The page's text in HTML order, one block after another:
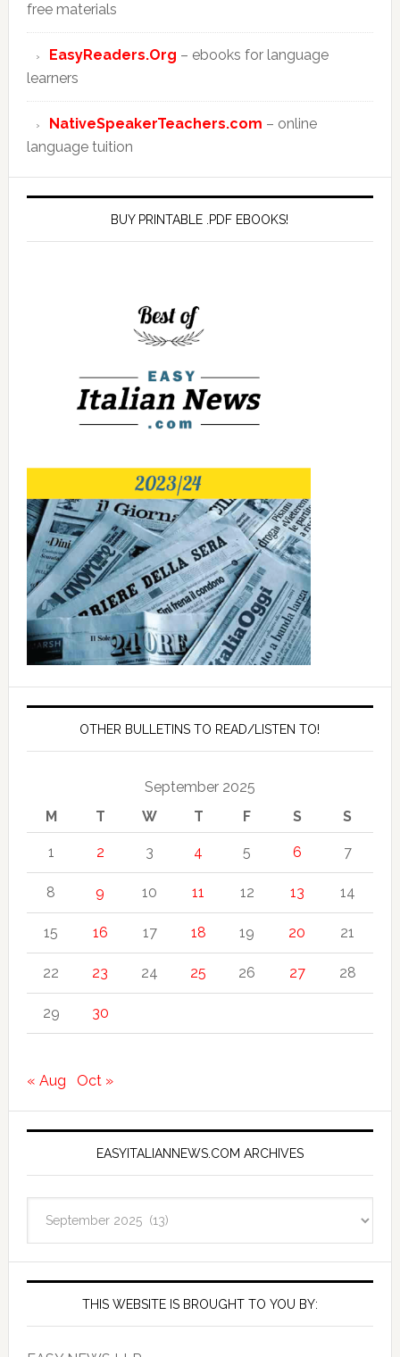
free materials
EasyReaders.Org – ebooks for language
learners
NativeSpeakerTeachers.com – online
language tuition
BUY PRINTABLE .PDF EBOOKS!
OTHER BULLETINS TO READ/LISTEN TO!
September 2025
M
T W T F S S
1 2 3 4 5 6 7
8 9 10 11 12 13 14
15 16 17 18 19 20 21
22 23 24 25 26 27 28
29 30
« Aug Oct »
EASYITALIANNEWS.COM ARCHIVES
Archives
THIS WEBSITE IS BROUGHT TO YOU BY: